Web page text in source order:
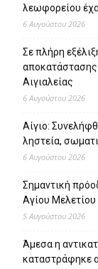
λεωφορείου
6 Αυγούστου 2026
Σε πλήρη
Αιγιαλείας
6 Αυγούστου 2026
Αίγιο:
ληστεία,
6 Αυγούστου 2026
Σημαντική
Αγίου Μελετίου
5 Αυγούστου 2026
Άμεσα η
καταστράφηκε